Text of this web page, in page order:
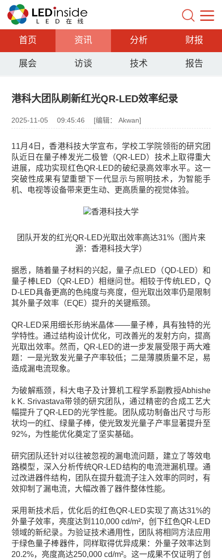
首页 资讯 分析 财报
展会 访谈 技术 报告
港科大团队刷新红光QR-LED效率纪录
2025-11-05 09:45:46 [编辑： Akwan]
11月4日，香港科技大学宣布，学校工学院领衔的研究团
队近日在量子棒发光二极管（QR-LED）技术上取得重大
进展，成功实现红色QR-LED的破纪录高效率水平。这一
突破性成果有望重塑下一代显示与照明技术，为智能手
机、电视等设备带来更生动、更高质量的视觉体验。
团队开发的红光QR-LED光取出效率高达31%（图片来
源：香港科技大学）
据悉，随着量子材料的兴起，量子点LED（QD-LED）和
量子棒LED（QR-LED）相继问世。相较于传统LED，Q
D-LED具备更高的色纯度与亮度，但光取出效率仍是限制
其外量子效率（EQE）提升的关键瓶颈。
QR-LED采用细长形纳米晶体——量子棒，具有独特的光
学特性。通过结构设计优化，可改善光的发射方向，提高
光取出效率。然而，QR-LED的进一步发展受限于两大难
题：一是光致发光量子产率较低；二是薄膜质量不足，易
造成漏电流现象。
为破解瓶颈，科大电子及计算机工程学系副教授Abhishe
k K. Srivastava带领的研究团队，通过精密的合成工艺大
幅提升了QR-LED的光学性能。团队成功制备出尺寸与形
状均一的红、绿量子棒，使光致发光量子产率显著提升至
92%，为性能优化奠定了坚实基础。
研究团队还针对以往被忽视的漏电流问题，建立了等效电
路模型，深入分析传统QR-LED结构的电流泄漏机理。通
过改进器件结构，团队在提升载流子注入效率的同时，有
效抑制了漏电流，大幅改善了器件整体性能。
采用新技术后，优化后的红色QR-LED实现了高达31%的
外量子效率，亮度达到110,000 cd/m²，创下红色QR-LED
领域的新纪录。为验证技术通用性，团队将相同方法应用
于绿色量子棒器件，同样取得优异成果：外量子效率达到
20.2%，亮度高达250,000 cd/m²。这一成果不仅证明了创